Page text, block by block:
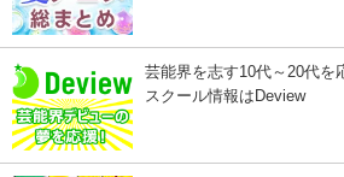
芸能界を志す10代～20代を
スクール情報はDeview